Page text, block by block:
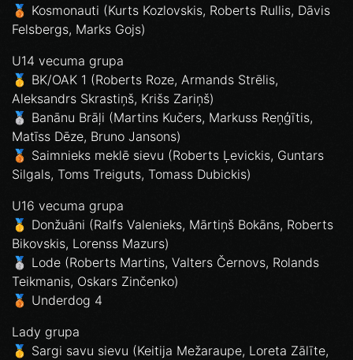
🥉 Kosmonauti (Kurts Kozlovskis, Roberts Rullis, Dāvis
Felsbergs, Marks Gojs)
U14 vecuma grupa
🥇 BK/OAK 1 (Roberts Roze, Armands Strēlis,
Aleksandrs Skrastiņš, Krišs Zariņš)
🥈 Banānu Brāļi (Martins Kučers, Markuss Reņģītis,
Matīss Dēze, Bruno Jansons)
🥉 Saimnieks meklē sievu (Roberts Ļevickis, Guntars
Silgals, Toms Treiguts, Tomass Dubickis)
U16 vecuma grupa
🥇 Donžuāni (Ralfs Valenieks, Mārtiņš Bokāns, Roberts
Bikovskis, Lorenss Mazurs)
🥈 Lode (Roberts Martins, Valters Černovs, Rolands
Teikmanis, Oskars Zinčenko)
🥉 Underdog 4
Lady grupa
🥇 Sargi savu sievu (Keitija Mežaraupe, Loreta Zālīte,